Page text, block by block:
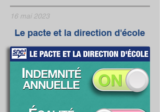
16 mai 2023
Le pacte et la direction d'école